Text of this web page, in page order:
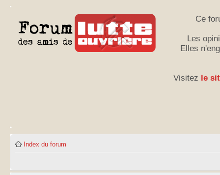
Ce
Les
Elles
Visitez le
Index du forum